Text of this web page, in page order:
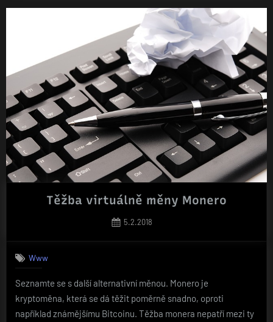
mnoho
podob“
Těžba virtuálně měny Monero
Posted
5.2.2018
Www
Seznamte se s další alternativní měnou. Monero je
kryptoměna, která se dá těžit poměrně snadno, oproti
například známějšímu Bitcoinu. Těžba monera nepatří mezi ty